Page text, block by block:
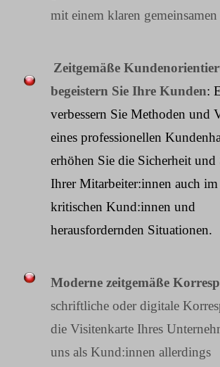
mit einem klaren
Zeitgemäße
begeistern Sie Ihre Kunden:
verbessern Sie Methoden und
eines professionellen
erhöhen Sie die Sicherheit und
Ihrer Mitarbeiter:innen auch
kritischen Kund:innen und
herausfordernden Situationen.
Moderne zeitgemäße
schriftliche oder digitale
die Visitenkarte Ihres
uns als Kund:innen allerdings